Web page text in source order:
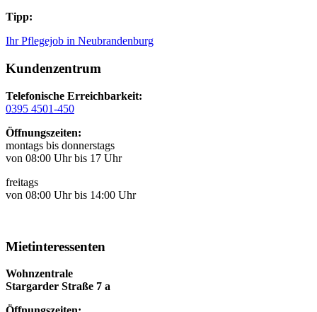
Tipp:
Ihr Pflegejob in Neubrandenburg
Kundenzentrum
Telefonische Erreichbarkeit:
0395 4501-450
Öffnungszeiten:
montags bis donnerstags
von 08:00 Uhr bis 17 Uhr
freitags
von 08:00 Uhr bis 14:00 Uhr
Mietinteressenten
Wohnzentrale
Stargarder Straße 7 a